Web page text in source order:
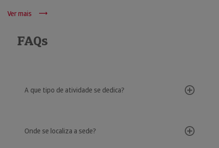
Ver mais
FAQs
A que tipo de atividade se dedica?
Onde se localiza a sede?